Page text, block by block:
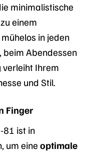
minimalistische
einem
in jeden
beim Abendessen
verleiht Ihrem
und Stil.
Finger
81 ist in
um eine optimale